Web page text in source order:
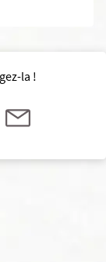
la !